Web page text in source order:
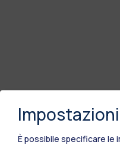
È possibile specificare le